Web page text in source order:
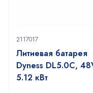
2117017
Литиевая батарея
Dyness DL5.0C,
5.12 кВт